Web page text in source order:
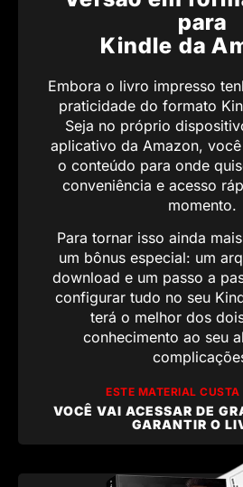
para
Kindle da
Embora o livro impresso
praticidade do formato
Seja no próprio
aplicativo da Amazon,
o conteúdo para onde
conveniência e acesso
momento.
Para tornar isso ainda
um bônus especial: um
download e um passo a
configurar tudo no seu
terá o melhor dos
conhecimento ao seu
ESTE MATERIAL
VOCÊ VAI ACESSAR DE
GARANTIR O